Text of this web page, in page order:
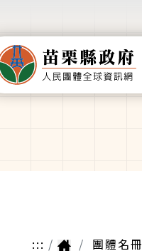
::: 團體名冊